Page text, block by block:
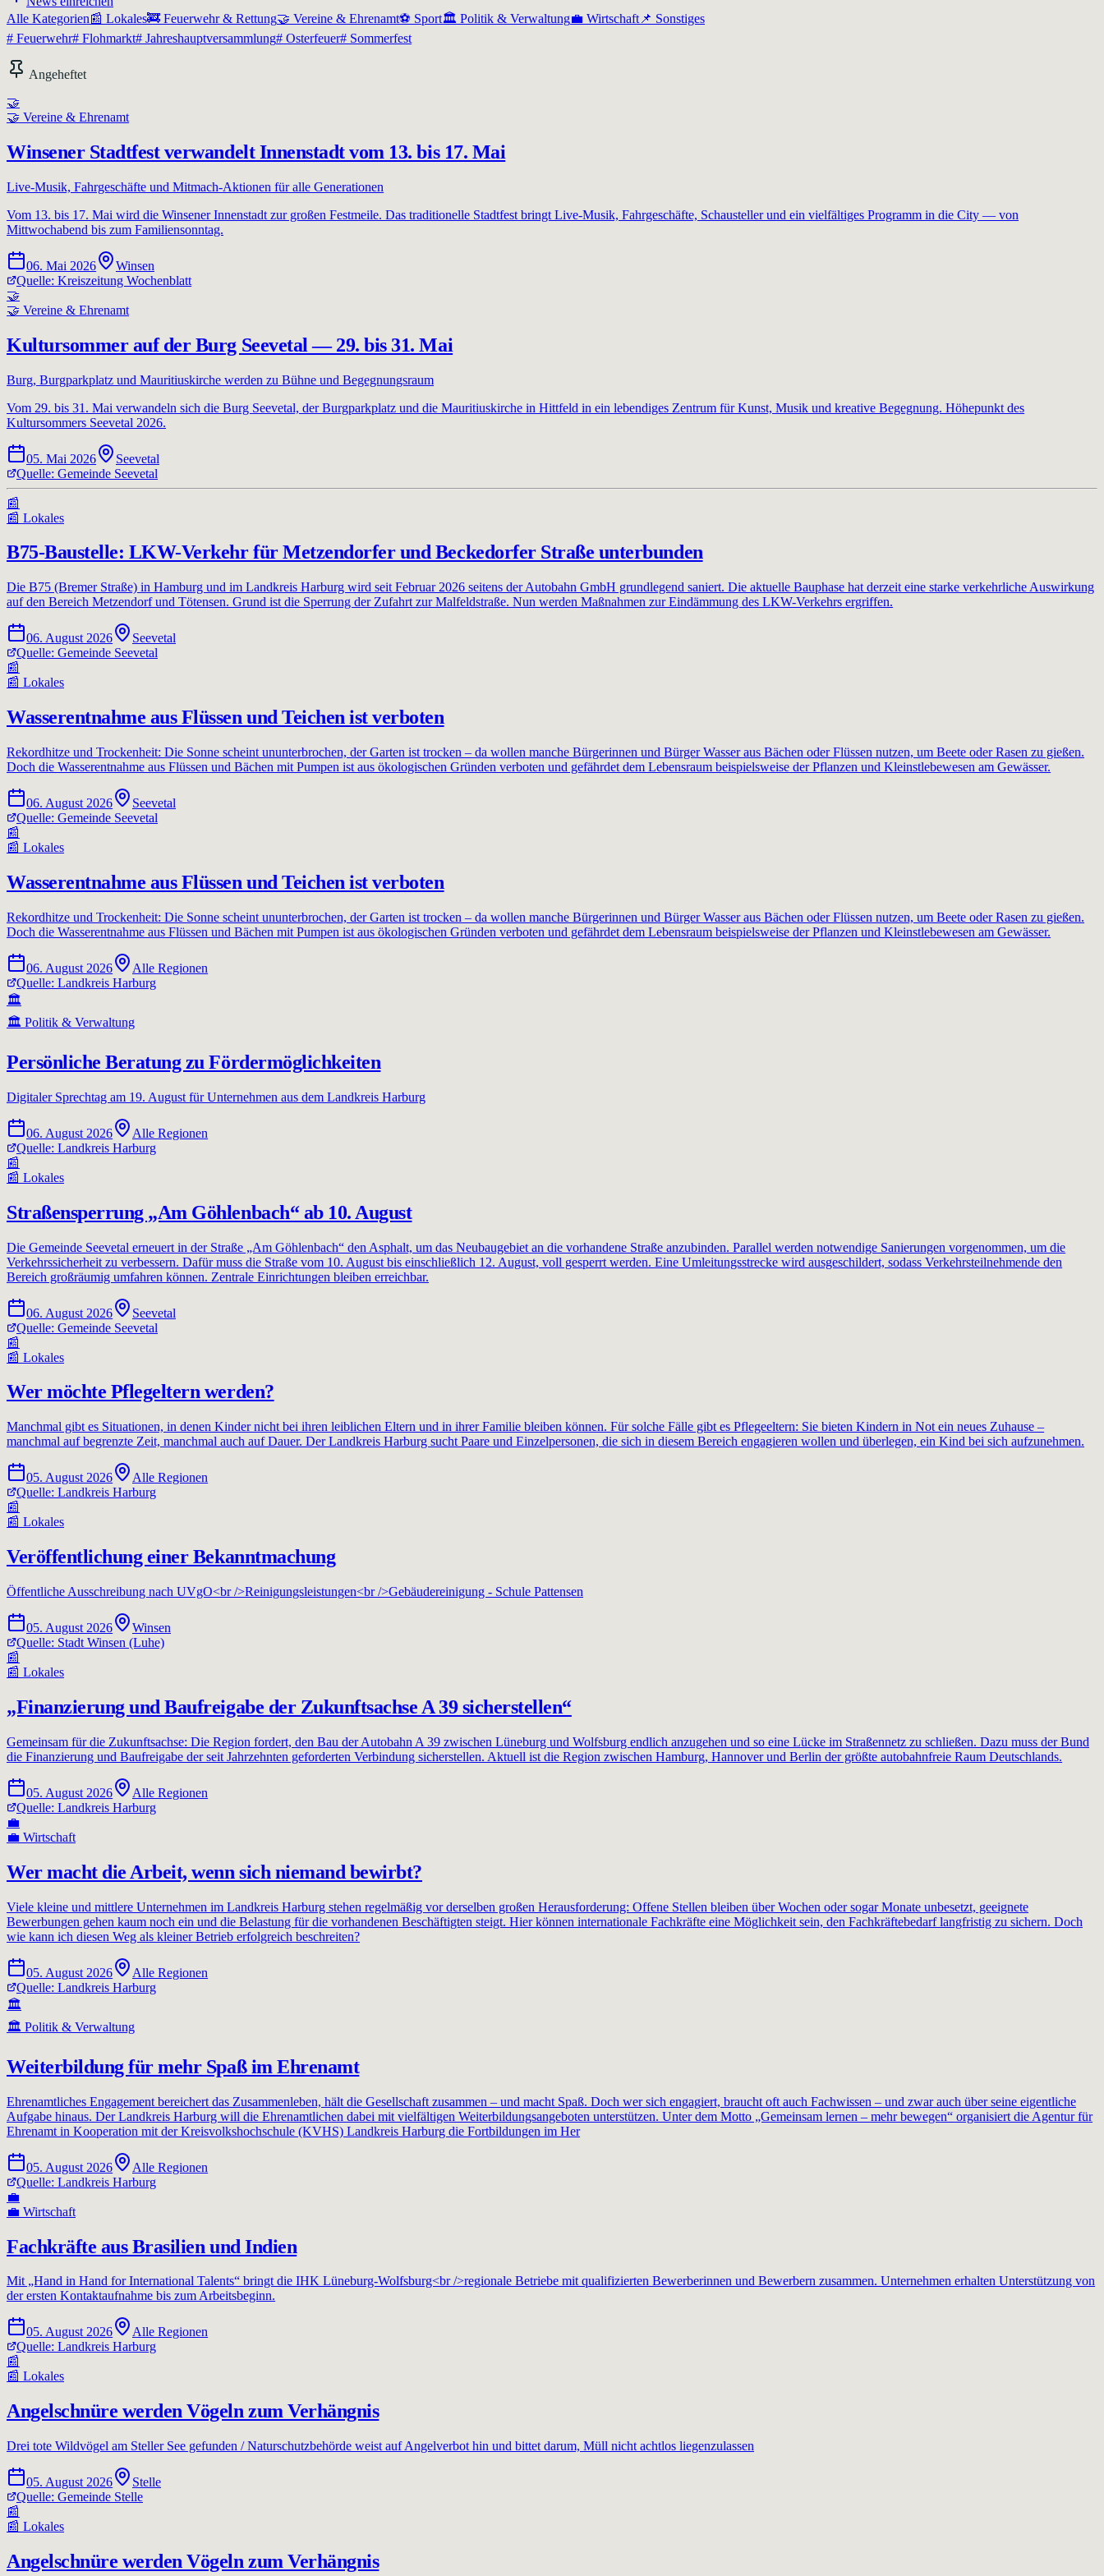
Alle Kategorien📰 Lokales🚒 Feuerwehr & Rettung🤝 Vereine & Ehrenamt⚽ Sport🏛️ Politik & Verwaltung💼 Wirtschaft 📌 Sonstiges
# Feuerwehr# Flohmarkt# Jahreshauptversammlung# Osterfeuer# Sommerfest
Angeheftet
🤝
🤝 Vereine & Ehrenamt
Winsener Stadtfest verwandelt Innenstadt vom 13. bis 17. Mai
Live-Musik, Fahrgeschäfte und Mitmach-Aktionen für alle Generationen
Vom 13. bis 17. Mai wird die Winsener Innenstadt zur großen Festmeile. Das traditionelle Stadtfest bringt Live-Musik, Fahrgeschäfte, Schausteller und ein vielfältiges Programm in die City — von
Mittwochabend bis zum Familiensonntag.
06. Mai 2026
Winsen
Quelle: Kreiszeitung Wochenblatt
🤝
🤝 Vereine & Ehrenamt
Kultursommer auf der Burg Seevetal — 29. bis 31. Mai
Burg, Burgparkplatz und Mauritiuskirche werden zu Bühne und Begegnungsraum
Vom 29. bis 31. Mai verwandeln sich die Burg Seevetal, der Burgparkplatz und die Mauritiuskirche in Hittfeld in ein lebendiges Zentrum für Kunst, Musik und kreative Begegnung. Höhepunkt des
Kultursommers Seevetal 2026.
05. Mai 2026
Seevetal
Quelle: Gemeinde Seevetal
📰
📰 Lokales
B75-Baustelle: LKW-Verkehr für Metzendorfer und Beckedorfer Straße unterbunden
Die B75 (Bremer Straße) in Hamburg und im Landkreis Harburg wird seit Februar 2026 seitens der Autobahn GmbH grundlegend saniert. Die aktuelle Bauphase hat derzeit eine starke verkehrliche Auswirkung
auf den Bereich Metzendorf und Tötensen. Grund ist die Sperrung der Zufahrt zur Malfeldstraße. Nun werden Maßnahmen zur Eindämmung des LKW-Verkehrs ergriffen.
06. August 2026
Seevetal
Quelle: Gemeinde Seevetal
📰
📰 Lokales
Wasserentnahme aus Flüssen und Teichen ist verboten
Rekordhitze und Trockenheit: Die Sonne scheint ununterbrochen, der Garten ist trocken – da wollen manche Bürgerinnen und Bürger Wasser aus Bächen oder Flüssen nutzen, um Beete oder Rasen zu gießen.
Doch die Wasserentnahme aus Flüssen und Bächen mit Pumpen ist aus ökologischen Gründen verboten und gefährdet dem Lebensraum beispielsweise der Pflanzen und Kleinstlebewesen am Gewässer.
06. August 2026
Seevetal
Quelle: Gemeinde Seevetal
📰
📰 Lokales
Wasserentnahme aus Flüssen und Teichen ist verboten
Rekordhitze und Trockenheit: Die Sonne scheint ununterbrochen, der Garten ist trocken – da wollen manche Bürgerinnen und Bürger Wasser aus Bächen oder Flüssen nutzen, um Beete oder Rasen zu gießen.
Doch die Wasserentnahme aus Flüssen und Bächen mit Pumpen ist aus ökologischen Gründen verboten und gefährdet dem Lebensraum beispielsweise der Pflanzen und Kleinstlebewesen am Gewässer.
06. August 2026
Alle Regionen
Quelle: Landkreis Harburg
🏛️
🏛️ Politik & Verwaltung
Persönliche Beratung zu Fördermöglichkeiten
Digitaler Sprechtag am 19. August für Unternehmen aus dem Landkreis Harburg
06. August 2026
Alle Regionen
Quelle: Landkreis Harburg
📰
📰 Lokales
Straßensperrung „Am Göhlenbach“ ab 10. August
Die Gemeinde Seevetal erneuert in der Straße „Am Göhlenbach“ den Asphalt, um das Neubaugebiet an die vorhandene Straße anzubinden. Parallel werden notwendige Sanierungen vorgenommen, um die
Verkehrssicherheit zu verbessern. Dafür muss die Straße vom 10. August bis einschließlich 12. August, voll gesperrt werden. Eine Umleitungsstrecke wird ausgeschildert, sodass Verkehrsteilnehmende den
Bereich großräumig umfahren können. Zentrale Einrichtungen bleiben erreichbar.
06. August 2026
Seevetal
Quelle: Gemeinde Seevetal
📰
📰 Lokales
Wer möchte Pflegeltern werden?
Manchmal gibt es Situationen, in denen Kinder nicht bei ihren leiblichen Eltern und in ihrer Familie bleiben können. Für solche Fälle gibt es Pflegeeltern: Sie bieten Kindern in Not ein neues Zuhause –
manchmal auf begrenzte Zeit, manchmal auch auf Dauer. Der Landkreis Harburg sucht Paare und Einzelpersonen, die sich in diesem Bereich engagieren wollen und überlegen, ein Kind bei sich aufzunehmen.
05. August 2026
Alle Regionen
Quelle: Landkreis Harburg
📰
📰 Lokales
Veröffentlichung einer Bekanntmachung
Öffentliche Ausschreibung nach UVgO<br />Reinigungsleistungen<br />Gebäudereinigung - Schule Pattensen
05. August 2026
Winsen
Quelle: Stadt Winsen (Luhe)
📰
📰 Lokales
„Finanzierung und Baufreigabe der Zukunftsachse A 39 sicherstellen“
Gemeinsam für die Zukunftsachse: Die Region fordert, den Bau der Autobahn A 39 zwischen Lüneburg und Wolfsburg endlich anzugehen und so eine Lücke im Straßennetz zu schließen. Dazu muss der Bund
die Finanzierung und Baufreigabe der seit Jahrzehnten geforderten Verbindung sicherstellen. Aktuell ist die Region zwischen Hamburg, Hannover und Berlin der größte autobahnfreie Raum Deutschlands.
05. August 2026
Alle Regionen
Quelle: Landkreis Harburg
💼
💼 Wirtschaft
Wer macht die Arbeit, wenn sich niemand bewirbt?
Viele kleine und mittlere Unternehmen im Landkreis Harburg stehen regelmäßig vor derselben großen Herausforderung: Offene Stellen bleiben über Wochen oder sogar Monate unbesetzt, geeignete
Bewerbungen gehen kaum noch ein und die Belastung für die vorhandenen Beschäftigten steigt. Hier können internationale Fachkräfte eine Möglichkeit sein, den Fachkräftebedarf langfristig zu sichern. Doch
wie kann ich diesen Weg als kleiner Betrieb erfolgreich beschreiten?
05. August 2026
Alle Regionen
Quelle: Landkreis Harburg
🏛️
🏛️ Politik & Verwaltung
Weiterbildung für mehr Spaß im Ehrenamt
Ehrenamtliches Engagement bereichert das Zusammenleben, hält die Gesellschaft zusammen – und macht Spaß. Doch wer sich engagiert, braucht oft auch Fachwissen – und zwar auch über seine eigentliche
Aufgabe hinaus. Der Landkreis Harburg will die Ehrenamtlichen dabei mit vielfältigen Weiterbildungsangeboten unterstützen. Unter dem Motto „Gemeinsam lernen – mehr bewegen“ organisiert die Agentur für
Ehrenamt in Kooperation mit der Kreisvolkshochschule (KVHS) Landkreis Harburg die Fortbildungen im Her
05. August 2026
Alle Regionen
Quelle: Landkreis Harburg
💼
💼 Wirtschaft
Fachkräfte aus Brasilien und Indien
Mit „Hand in Hand for International Talents“ bringt die IHK Lüneburg-Wolfsburg<br />regionale Betriebe mit qualifizierten Bewerberinnen und Bewerbern zusammen. Unternehmen erhalten Unterstützung von
der ersten Kontaktaufnahme bis zum Arbeitsbeginn.
05. August 2026
Alle Regionen
Quelle: Landkreis Harburg
📰
📰 Lokales
Angelschnüre werden Vögeln zum Verhängnis
Drei tote Wildvögel am Steller See gefunden / Naturschutzbehörde weist auf Angelverbot hin und bittet darum, Müll nicht achtlos liegenzulassen
05. August 2026
Stelle
Quelle: Gemeinde Stelle
📰
📰 Lokales
Angelschnüre werden Vögeln zum Verhängnis